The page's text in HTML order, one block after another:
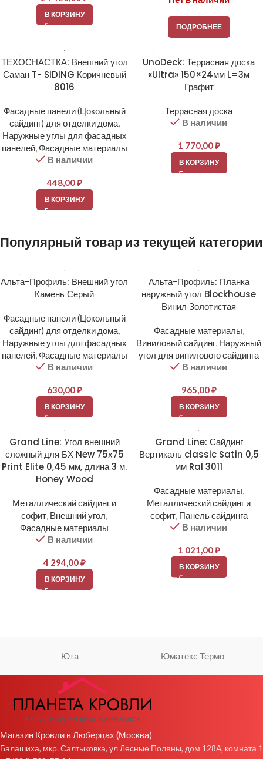
В КОРЗИНУ
ПОДРОБНЕЕ
ТЕХОСНАСТКА: Внешний угол
Саман T- SIDING Коричневый
8016
Фасадные панели (Цокольный
сайдинг) для отделки дома,
Наружные углы для фасадных
панелей, Фасадные материалы
В наличии
448,00₽
В КОРЗИНУ
UnoDeck: Террасная доска
«Ultra» 150×24мм L=3м
Графит
Террасная доска
В наличии
1 770,00₽
В КОРЗИНУ
Популярный товар из текущей категории
Альта-Профиль: Внешний угол
Камень Серый
Фасадные панели (Цокольный
сайдинг) для отделки дома,
Наружные углы для фасадных
панелей, Фасадные материалы
В наличии
630,00₽
В КОРЗИНУ
Альта-Профиль: Планка
наружный угол Blockhouse
Винил Золотистая
Фасадные материалы,
Виниловый сайдинг, Наружный
угол для винилового сайдинга
В наличии
965,00₽
В КОРЗИНУ
Grand Line: Угол внешний
сложный для БХ New 75х75
Print Elite 0,45 мм, длина 3 м.
Honey Wood
Металлический сайдинг и
софит, Внешний угол,
Фасадные материалы
В наличии
4 294,00₽
В КОРЗИНУ
Grand Line: Сайдинг
Вертикаль classic Satin 0,5
мм Ral 3011
Фасадные материалы,
Металлический сайдинг и
софит, Панель сайдинга
В наличии
1 021,00₽
В КОРЗИНУ
Юта Юматекс Термо
Магазин Кровли в Люберцах (Москва)
Балашиха, мкр. Салтыковка, ул Лесные Поляны, дом 128А, комната 1